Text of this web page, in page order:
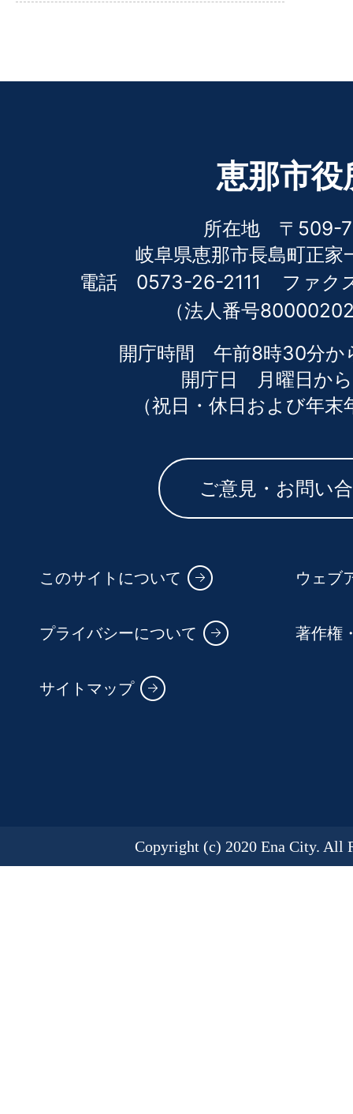
恵那市役
所在地 〒509-
岐阜県恵那市長島町正家
電話 0573-26-2111
ファ
（法人番号
開庁時間 午前8時30分か
開庁日 月曜日か
（祝日・休日および年
ご意見・お問い
このサイトについて ウェブ
プライバシーについて 著作権
サイトマップ
Copyright (c) 2020 Ena City. All